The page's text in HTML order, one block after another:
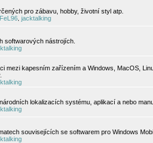
pro zábavu, hobby, životní styl atp.
jacktalking
softwarových nástrojích.
mezi kapesním zařízením a Windows, MacOS,
lokalizacích systému, aplikací a nebo
souvisejících se softwarem pro Windows